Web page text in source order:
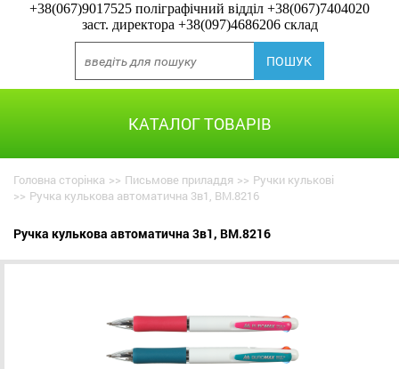
+38(067)9017525 поліграфічний відділ +38(067)7404020
заст. директора +38(097)4686206 склад
КАТАЛОГ ТОВАРІВ
Головна сторінка >> Письмове приладдя >> Ручки кулькові
>> Ручка кулькова автоматична 3в1, BM.8216
Ручка кулькова автоматична 3в1, BM.8216